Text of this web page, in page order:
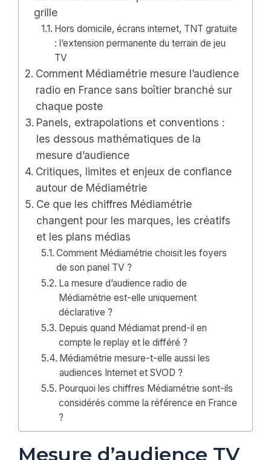
grille
Hors domicile, écrans internet, TNT gratuite
: l’extension permanente du terrain de jeu
TV
Comment Médiamétrie mesure l’audience
radio en France sans boîtier branché sur
chaque poste
Panels, extrapolations et conventions :
les dessous mathématiques de la
mesure d’audience
Critiques, limites et enjeux de confiance
autour de Médiamétrie
Ce que les chiffres Médiamétrie
changent pour les marques, les créatifs
et les plans médias
Comment Médiamétrie choisit les foyers
de son panel TV ?
La mesure d’audience radio de
Médiamétrie est-elle uniquement
déclarative ?
Depuis quand Médiamat prend-il en
compte le replay et le différé ?
Médiamétrie mesure-t-elle aussi les
audiences Internet et SVOD ?
Pourquoi les chiffres Médiamétrie sont-ils
considérés comme la référence en France
?
Mesure d’audience TV